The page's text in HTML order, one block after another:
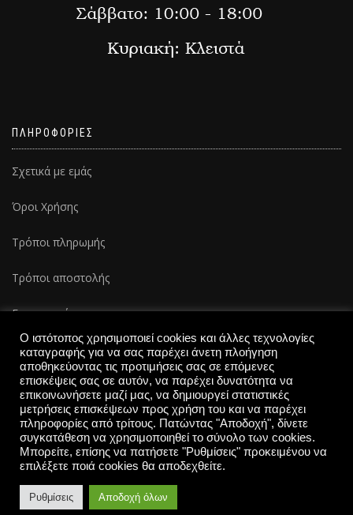
ΠΛΗΡΟΦΟΡΙΕΣ
Σχετικά με εμάς
Όροι Χρήσης
Τρόποι πληρωμής
Τρόποι αποστολής
Επικοινωνία
The Lucky Pets 2025-All rights reserved | Created by
inventum.gr
Ο ιστότοπος χρησιμοποιεί cookies και άλλες τεχνολογίες
καταγραφής για να σας παρέχει άνετη πλοήγηση
αποθηκεύοντας τις προτιμήσεις σας σε επόμενες
επισκέψεις σας σε αυτόν, να παρέχει δυνατότητα να
επικοινωνήσετε μαζί μας, να δημιουργεί στατιστικές
μετρήσεις επισκέψεων προς χρήση του και να παρέχει
πληροφορίες από τρίτους. Πατώντας "Αποδοχή", δίνετε
συγκατάθεση να χρησιμοποιηθεί το σύνολο των cookies.
Μπορείτε, επίσης να πατήσετε "Ρυθμίσεις" προκειμένου να
επιλέξετε ποιά cookies θα αποδεχθείτε.
Ρυθμίσεις Αποδοχή όλων